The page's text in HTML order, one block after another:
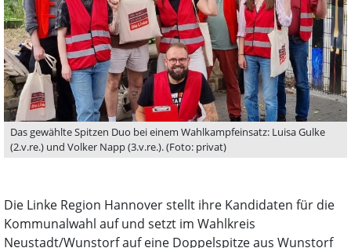
Das gewählte Spitzen Duo bei einem Wahlkampfeinsatz: Luisa Gulke
(2.v.re.) und Volker Napp (3.v.re.). (Foto: privat)
Die Linke Region Hannover stellt ihre Kandidaten für die
Kommunalwahl auf und setzt im Wahlkreis
Neustadt/Wunstorf auf eine Doppelspitze aus Wunstorf